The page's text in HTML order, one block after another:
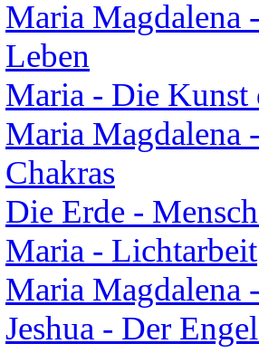
Maria Magdalena
Leben
Maria - Die Kunst
Maria Magdalena
Chakras
Die Erde -
Maria - Lichtarbeit
Maria Magdalena
Jeshua - Der